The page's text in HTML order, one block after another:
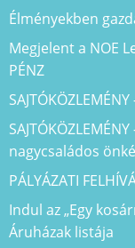
Élményekben
Megjelent a NOE
PÉNZ
nagycsaládos
PÁLYÁZATI
Indul az „Egy
Áruházak listája